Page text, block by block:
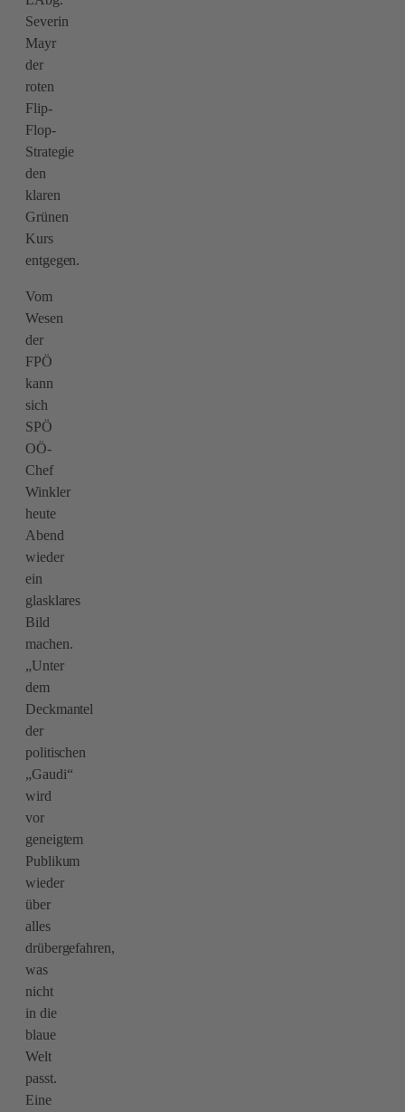
Severin
Mayr
der
roten
Flip-
Flop-
Strategie
den
klaren
Grünen
Kurs
entgegen.
Vom
Wesen
der
FPÖ
kann
sich
SPÖ
OÖ-
Chef
Winkler
heute
Abend
wieder
ein
glasklares
Bild
machen.
„Unter
dem
Deckmantel
der
politischen
„Gaudi“
wird
vor
geneigtem
Publikum
wieder
über
alles
drübergefahren,
was
nicht
in die
blaue
Welt
passt.
Eine